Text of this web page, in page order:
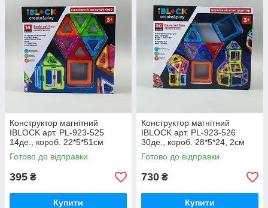
Конструктор магнітний
IBLOCK арт. PL-923-525
14де., короб. 22*5*51см
Готово до відправки
395 ₴
Купити
Конструктор магнітний
IBLOCK арт. PL-923-526
30де., короб. 28*5*24, 2см
Готово до відправки
730 ₴
Купити